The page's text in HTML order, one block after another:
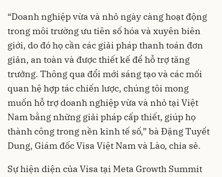
“Doanh nghiệp vừa và nhỏ ngày càng hoạt động
trong môi trường ưu tiên số hóa và xuyên biên
giới, do đó họ cần các giải pháp thanh toán đơn
giản, an toàn và được thiết kế để hỗ trợ tăng
trưởng. Thông qua đổi mới sáng tạo và các mối
quan hệ hợp tác chiến lược, chúng tôi mong
muốn hỗ trợ doanh nghiệp vừa và nhỏ tại Việt
Nam bằng những giải pháp cấp thiết, giúp họ
thành công trong nền kinh tế số,” bà Đặng Tuyết
Dung, Giám đốc Visa Việt Nam và Lào, chia sẻ.
Sự hiện diện của Visa tại Meta Growth Summit